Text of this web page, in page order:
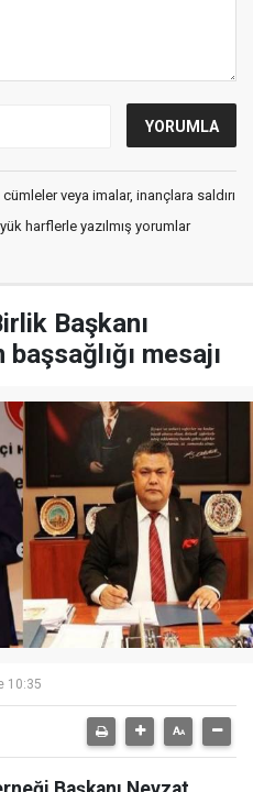
veya imalar, inançlara saldırı
harflerle yazılmış yorumlar
Başkanı
mesajı
10:35